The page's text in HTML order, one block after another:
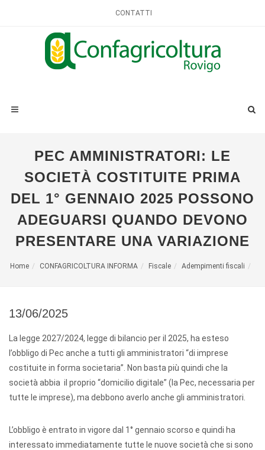
CONTATTI
PEC AMMINISTRATORI: LE
SOCIETÀ COSTITUITE PRIMA
DEL 1° GENNAIO 2025 POSSONO
ADEGUARSI QUANDO DEVONO
PRESENTARE UNA VARIAZIONE
Home CONFAGRICOLTURA INFORMA Fiscale Adempimenti fiscali
13/06/2025
La legge 2027/2024, legge di bilancio per il 2025, ha esteso
l’obbligo di Pec anche a tutti gli amministratori “di imprese
costituite in forma societaria”. Non basta più quindi che la
società abbia il proprio “domicilio digitale” (la Pec, necessaria per
tutte le imprese), ma debbono averlo anche gli amministratori.
L’obbligo è entrato in vigore dal 1° gennaio scorso e quindi ha
interessato immediatamente tutte le nuove società che si sono